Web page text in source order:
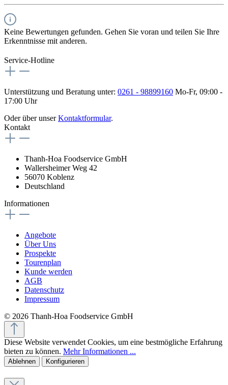
Keine Bewertungen gefunden. Gehen Sie voran und teilen Sie Ihre
Erkenntnisse mit anderen.
Service-Hotline
Unterstützung und Beratung unter: 0261 - 98899160 Mo-Fr, 09:00 -
17:00 Uhr
Oder über unserKontaktformular.
Kontakt
Thanh-Hoa Foodservice GmbH
Wallersheimer Weg 42
56070 Koblenz
Deutschland
Informationen
Angebote
Über Uns
Prospekte
Tourenplan
Kunde werden
AGB
Datenschutz
Impressum
© 2026 Thanh-Hoa Foodservice GmbH
Diese Website verwendet Cookies, um eine bestmögliche Erfahrung
bieten zu können. Mehr Informationen ...
Ablehnen Konfigurieren